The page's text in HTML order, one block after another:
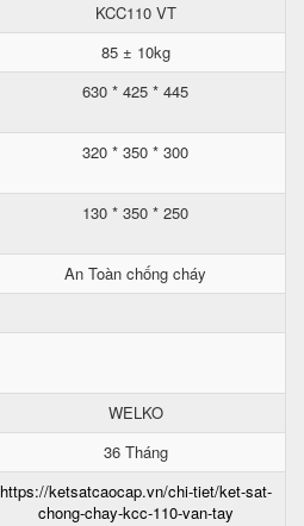
KCC110 VT
85 ± 10kg
630 * 425 * 445
320 * 350 * 300
130 * 350 * 250
An Toàn chống cháy
WELKO
36 Tháng
https://ketsatcaocap.vn/chi-tiet/ket-sat-
chong-chay-kcc-110-van-tay